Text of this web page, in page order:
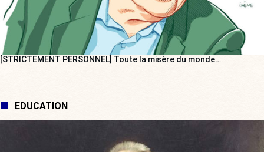
[STRICTEMENT PERSONNEL] Toute la misère du monde…
EDUCATION